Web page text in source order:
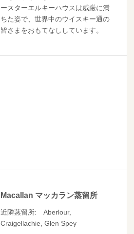
ースターエルキーハウスは威厳に満
ちた姿で、世界中のウイスキー通の
皆さまをおもてなししています。
Macallan マッカラン蒸留所
近隣蒸留所: Aberlour,
Craigellachie, Glen Spey